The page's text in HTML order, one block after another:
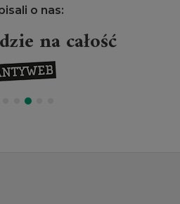
o nas:
na całość